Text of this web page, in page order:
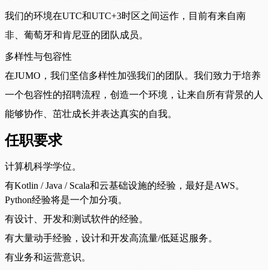
我们的环境在UTC和UTC+3时区之间运作，目前有来自南
非、葡萄牙和肯尼亚的团队成员。
多样性与包容性
在JUMO，我们坚信多样性加强我们的团队。我们致力于培养
一个包容性的招聘流程，创造一个环境，让来自所有背景的人
能够协作、茁壮成长并表达真实的自我。
任职要求
计算机科学学位。
有Kotlin / Java / Scala和云基础设施的经验，最好是AWS。
Python经验将是一个加分项。
有设计、开发和测试软件的经验。
有大量动手经验，设计和开发高流量/低延迟服务。
有业务和运营意识。